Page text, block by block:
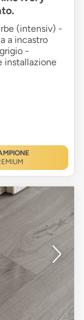
(intensiv) -
a incastro
-
installazione